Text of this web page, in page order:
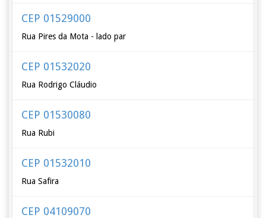
CEP 01529000
Rua Pires da Mota - lado par
CEP 01532020
Rua Rodrigo Cláudio
CEP 01530080
Rua Rubi
CEP 01532010
Rua Safira
CEP 04109070